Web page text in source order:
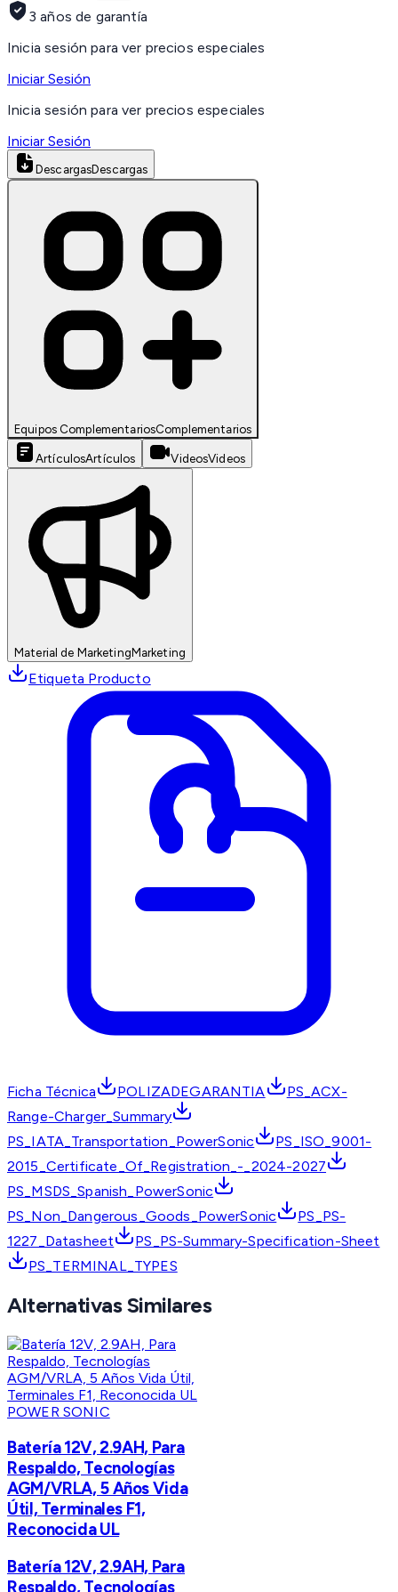
3 años de garantía
Inicia sesión para ver precios especiales
Iniciar Sesión
Inicia sesión para ver precios especiales
Iniciar Sesión
DescargasDescargas
Equipos ComplementariosComplementarios
ArtículosArtículos VideosVideos
Material de MarketingMarketing
Etiqueta Producto
Ficha Técnica POLIZADEGARANTIA
PS_ACX-
Range-Charger_Summary
PS_IATA_Transportation_PowerSonic
PS_ISO_9001-
2015_Certificate_Of_Registration_-_2024-2027
PS_MSDS_Spanish_PowerSonic
PS_Non_Dangerous_Goods_PowerSonic
PS_PS-
1227_Datasheet
PS_PS-Summary-Specification-Sheet
PS_TERMINAL_TYPES
Alternativas Similares
POWER SONIC
Batería 12V, 2.9AH, Para
Respaldo, Tecnologías
AGM/VRLA, 5 Años Vida
Útil, Terminales F1,
Reconocida UL
Batería 12V, 2.9AH, Para
Respaldo, Tecnologías